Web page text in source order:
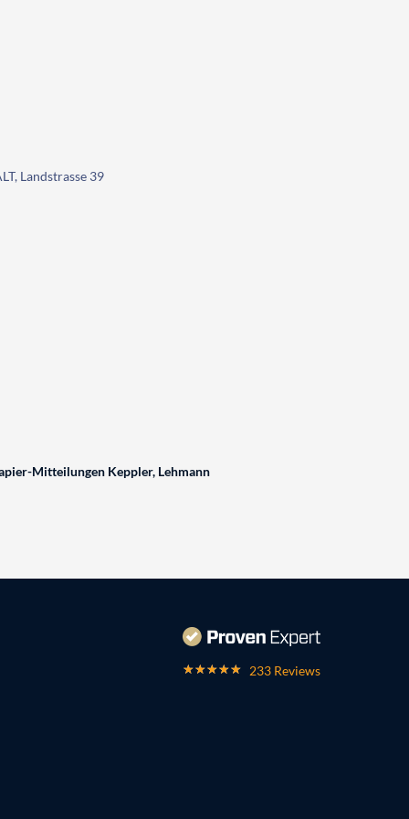
Landstrasse 39
Mitteilungen Keppler, Lehmann
233 Reviews